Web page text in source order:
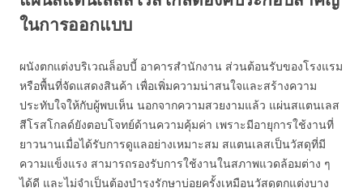
ในการออกแบบ
ผนังตกแต่งบริเวณล็อบบี้ อาคารสำนักงาน ส่วนต้อนรับของโรงแรม
หรือพื้นที่จัดแสดงสินค้า เพื่อเพิ่มความน่าสนใจและสร้างความ
ประทับใจให้กับผู้พบเห็น นอกจากความสวยงามแล้ว แผ่นสแตนเลส
สีโรสโกลด์ยังตอบโจทย์ด้านความคุ้มค่า เพราะมีอายุการใช้งานที่
ยาวนานเมื่อได้รับการดูแลอย่างเหมาะสม สแตนเลสเป็นวัสดุที่มี
ความแข็งแรง สามารถรองรับการใช้งานในสภาพแวดล้อมต่าง ๆ
ได้ดี และไม่จำเป็นต้องบำรุงรักษาบ่อยครั้งเหมือนวัสดุตกแต่งบาง